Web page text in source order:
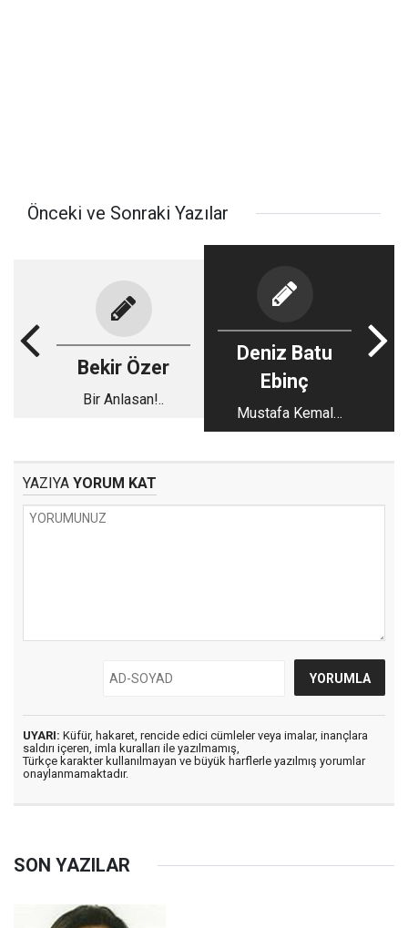
Önceki ve Sonraki Yazılar
Bekir Özer
Bir Anlasan!..
Deniz Batu
Ebinç
Mustafa Kemal
ATATÜRK
YAZIYA YORUM KAT
UYARI: Küfür, hakaret, rencide edici cümleler veya imalar, inançlara
saldırı içeren, imla kuralları ile yazılmamış,
Türkçe karakter kullanılmayan ve büyük harflerle yazılmış yorumlar
onaylanmamaktadır.
SON YAZILAR